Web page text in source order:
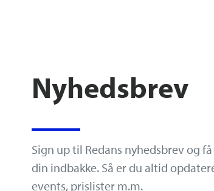
Nyhedsbrev
Sign up til Redans nyhedsbrev og
din indbakke. Så er du altid
events, prislister m.m.